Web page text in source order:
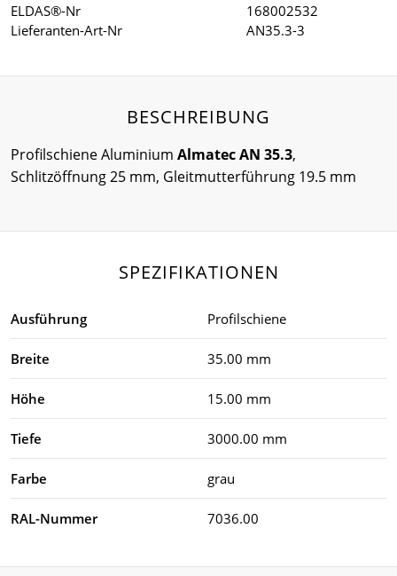
ELDAS®-Nr
168002532
Lieferanten-Art-Nr
AN35.3-3
BESCHREIBUNG
Profilschiene Aluminium Almatec AN 35.3,
Schlitzöffnung 25 mm, Gleitmutterführung 19.5 mm
SPEZIFIKATIONEN
Ausführung Profilschiene
Breite 35.00 mm
Höhe 15.00 mm
Tiefe 3000.00 mm
Farbe grau
RAL-Nummer 7036.00